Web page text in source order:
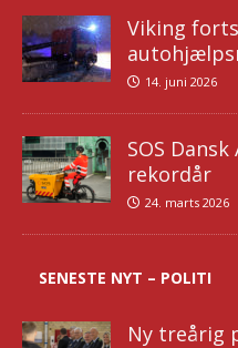
Viking
14. juni 2026
SOS
rekordår
24. marts 2026
SENESTE NYT – POLITI
Ny treårig